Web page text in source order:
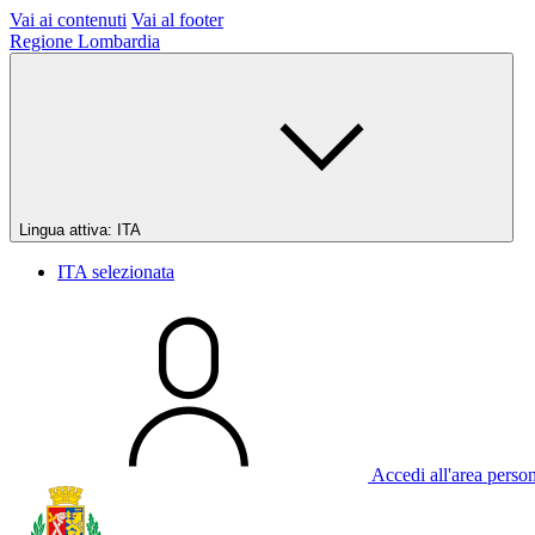
Vai ai contenuti Vai al footer
Regione Lombardia
Lingua attiva: ITA
ITA selezionata
Accedi all'area